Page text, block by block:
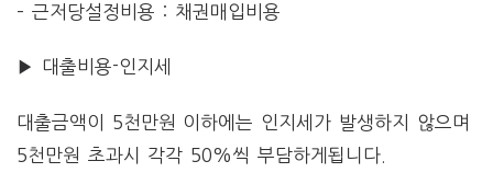
– 근저당설정비용 : 채권매입비용
▶ 대출비용-인지세
대출금액이 5천만원 이하에는 인지세가 발생하지 않으며
5천만원 초과시 각각 50%씩 부담하게됩니다.